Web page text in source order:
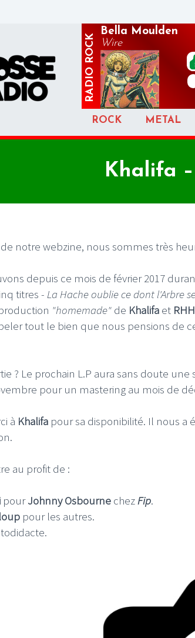
RADIO
ROCK
Bella Moulden
Wire
ROCK METAL
Khalifa
notre webzine, nous sommes très
depuis ce mois de février 2017
titres - La Hache oublie ce dont l'Arbre
"homemade" de Khalifa et RHH
tout le bien que nous pensions de
? Le prochain L.P aura sans doute
pour un mastering au mois de
à Khalifa pour sa disponibilité. Il nous
au profit de :
pourJohnny Osbourne chezFip.
pour les autres.